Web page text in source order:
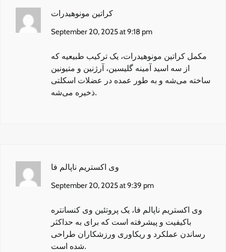
کراتین مونوهیدرات
September 20, 2025 at 9:18 pm
مکمل کراتین مونوهیدرات، یک ترکیب طبیعیه که
از سه اسید آمینه گلیسین، آرژنین و متیونین
ساخته می‌شه و به طور عمده در عضلات اسکلتی
ذخیره می‌شه.
وی اکستریم ناپالم فا
September 20, 2025 at 9:39 pm
وی اکستریم ناپالم فا، یک پروتئین وی کنسانتره
باکیفیت و پیشرفته است که برای به حداکثر
رساندن عملکرد و ریکاوری ورزشکاران طراحی
شده است.